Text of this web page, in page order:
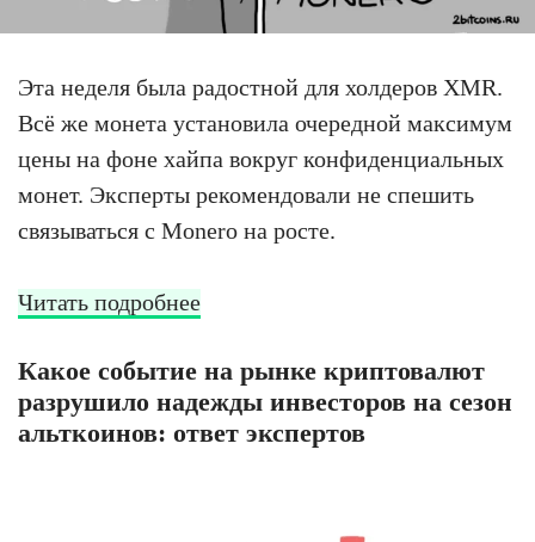
Эта неделя была радостной для холдеров XMR.
Всё же монета установила очередной максимум
цены на фоне хайпа вокруг конфиденциальных
монет. Эксперты рекомендовали не спешить
связываться с Monero на росте.
Читать подробнее
Какое событие на рынке криптовалют
разрушило надежды инвесторов на сезон
альткоинов: ответ экспертов